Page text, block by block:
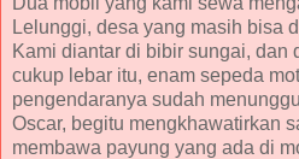
Lelunggi, desa yang masih bisa
Kami diantar di bibir sungai, dan
cukup lebar itu, enam sepeda
pengendaranya sudah
Oscar, begitu mengkhawatirkan
membawa payung yang ada di